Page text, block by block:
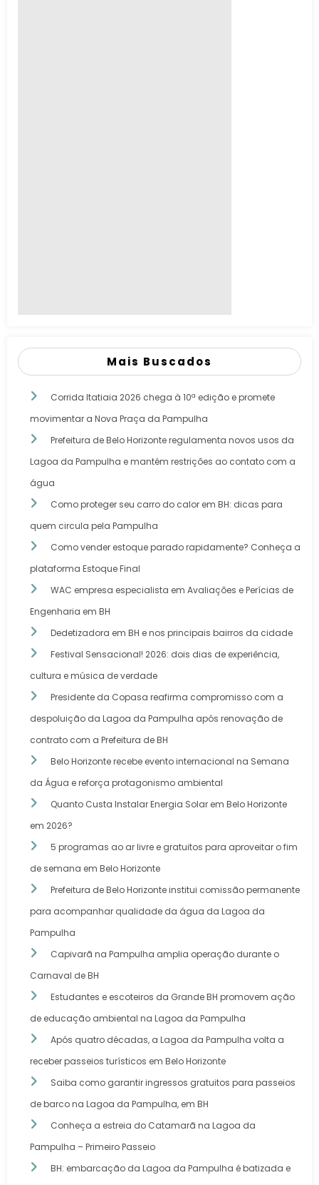
Mais Buscados
Corrida Itatiaia 2026 chega à 10ª edição e promete
movimentar a Nova Praça da Pampulha
Prefeitura de Belo Horizonte regulamenta novos usos da
Lagoa da Pampulha e mantém restrições ao contato com a
água
Como proteger seu carro do calor em BH: dicas para
quem circula pela Pampulha
Como vender estoque parado rapidamente? Conheça a
plataforma Estoque Final
WAC empresa especialista em Avaliações e Perícias de
Engenharia em BH
Dedetizadora em BH e nos principais bairros da cidade
Festival Sensacional! 2026: dois dias de experiência,
cultura e música de verdade
Presidente da Copasa reafirma compromisso com a
despoluição da Lagoa da Pampulha após renovação de
contrato com a Prefeitura de BH
Belo Horizonte recebe evento internacional na Semana
da Água e reforça protagonismo ambiental
Quanto Custa Instalar Energia Solar em Belo Horizonte
em 2026?
5 programas ao ar livre e gratuitos para aproveitar o fim
de semana em Belo Horizonte
Prefeitura de Belo Horizonte institui comissão permanente
para acompanhar qualidade da água da Lagoa da
Pampulha
Capivarã na Pampulha amplia operação durante o
Carnaval de BH
Estudantes e escoteiros da Grande BH promovem ação
de educação ambiental na Lagoa da Pampulha
Após quatro décadas, a Lagoa da Pampulha volta a
receber passeios turísticos em Belo Horizonte
Saiba como garantir ingressos gratuitos para passeios
de barco na Lagoa da Pampulha, em BH
Conheça a estreia do Catamarã na Lagoa da
Pampulha – Primeiro Passeio
BH: embarcação da Lagoa da Pampulha é batizada e